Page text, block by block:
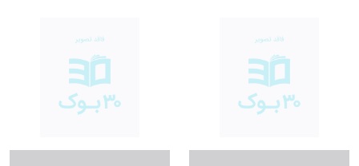
ویژگی‌های آموزشی آن عبارت‌اند از:
استفاده از واژگان ساده و جملات کوتاه برای تقویت خواندن (Reading)
آشنایی تدریجی با ساختارهای پایه‌ی زبان انگلیسی
تقویت درک مطلب، دایره‌ی واژگان و تلفظ صحیح از طریق داستان‌گویی